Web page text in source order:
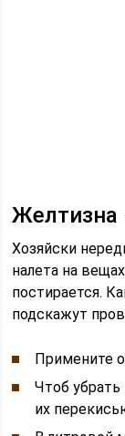
Желтизна
Хозяйски
налета на
постирается.
подскажут
Примените
Чтоб
их